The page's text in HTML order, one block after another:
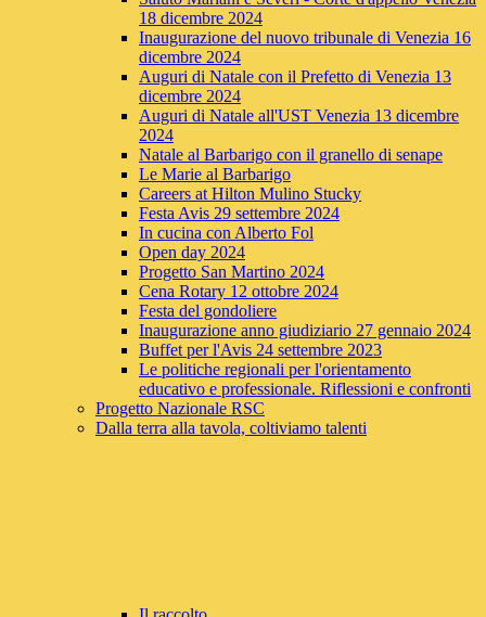
18 dicembre 2024
Inaugurazione del nuovo tribunale di Venezia 16
dicembre 2024
Auguri di Natale con il Prefetto di Venezia 13
dicembre 2024
Auguri di Natale all'UST Venezia 13 dicembre
2024
Natale al Barbarigo con il granello di senape
Le Marie al Barbarigo
Careers at Hilton Mulino Stucky
Festa Avis 29 settembre 2024
In cucina con Alberto Fol
Open day 2024
Progetto San Martino 2024
Cena Rotary 12 ottobre 2024
Festa del gondoliere
Inaugurazione anno giudiziario 27 gennaio 2024
Buffet per l'Avis 24 settembre 2023
Le politiche regionali per l'orientamento
educativo e professionale. Riflessioni e confronti
Progetto Nazionale RSC
Dalla terra alla tavola, coltiviamo talenti